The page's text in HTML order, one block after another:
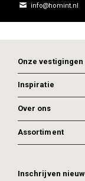
info@homint.nl
Onze vestigingen
Inspiratie
Over ons
Assortiment
Inschrijven